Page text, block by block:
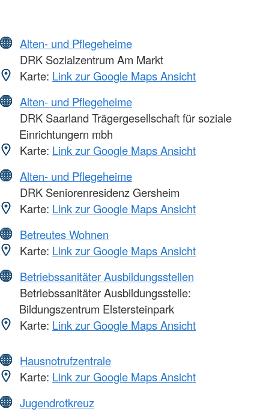
Alten- und Pflegeheime
DRK Sozialzentrum Am Markt
Karte: Link zur Google Maps Ansicht
Alten- und Pflegeheime
DRK Saarland Trägergesellschaft für soziale
Einrichtungern mbh
Karte: Link zur Google Maps Ansicht
Alten- und Pflegeheime
DRK Seniorenresidenz Gersheim
Karte: Link zur Google Maps Ansicht
Betreutes Wohnen
Karte: Link zur Google Maps Ansicht
Betriebssanitäter Ausbildungsstellen
Betriebssanitäter Ausbildungsstelle:
Bildungszentrum Elstersteinpark
Karte: Link zur Google Maps Ansicht
Hausnotrufzentrale
Karte: Link zur Google Maps Ansicht
Jugendrotkreuz